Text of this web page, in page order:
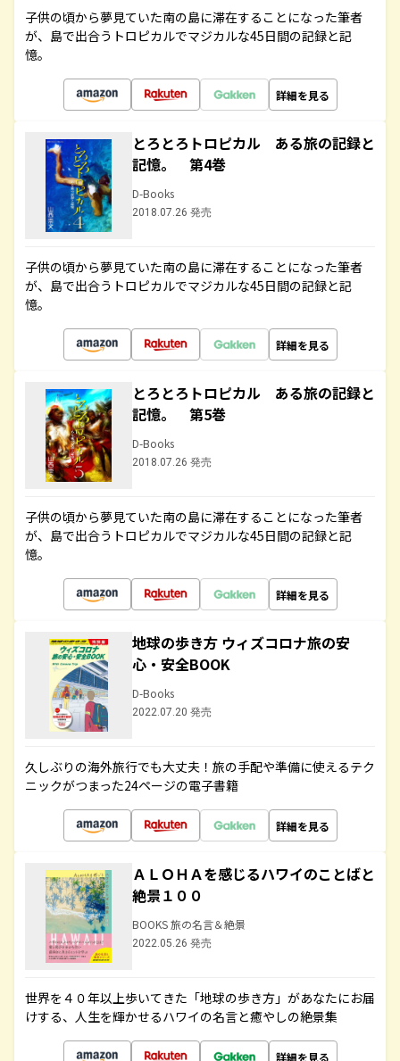
子供の頃から夢見ていた南の島に滞在することになった筆者
が、島で出合うトロピカルでマジカルな45日間の記録と記
憶。
詳細を見る
とろとろトロピカル ある旅の記録と
記憶。 第4巻
D-Books
2018.07.26 発売
子供の頃から夢見ていた南の島に滞在することになった筆者
が、島で出合うトロピカルでマジカルな45日間の記録と記
憶。
詳細を見る
とろとろトロピカル ある旅の記録と
記憶。 第5巻
D-Books
2018.07.26 発売
子供の頃から夢見ていた南の島に滞在することになった筆者
が、島で出合うトロピカルでマジカルな45日間の記録と記
憶。
詳細を見る
地球の歩き方 ウィズコロナ旅の安
心・安全BOOK
D-Books
2022.07.20 発売
久しぶりの海外旅行でも大丈夫！旅の手配や準備に使えるテク
ニックがつまった24ページの電子書籍
詳細を見る
ＡＬＯＨＡを感じるハワイのことばと
絶景１００
BOOKS 旅の名言＆絶景
2022.05.26 発売
世界を４０年以上歩いてきた「地球の歩き方」があなたにお届
けする、人生を輝かせるハワイの名言と癒やしの絶景集
詳細を見る